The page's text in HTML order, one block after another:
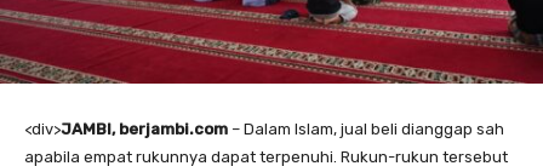
<div>JAMBI, berjambi.com – Dalam Islam, jual beli dianggap sah
apabila empat rukunnya dapat terpenuhi. Rukun-rukun tersebut